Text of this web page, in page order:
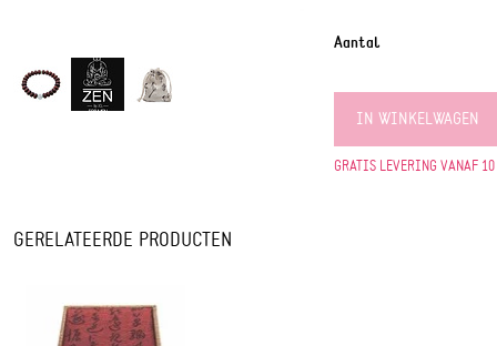
Aantal
IN WINKELWAGEN
GRATIS LEVERING VANAF 10
GERELATEERDE PRODUCTEN